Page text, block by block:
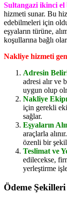
Sultangazi ikinci el
hizmeti sunar. Bu
edebilmeleri için
eşyaların türüne,
koşullarına bağlı
Nakliye hizmeti
Adresin
adresi alır ve
uygun olup
Nakliye
için gerekli
sağlar.
Eşyaların
araçlarla
özenli bir
Teslimat ve
edilecekse,
yerleştirme
Ödeme